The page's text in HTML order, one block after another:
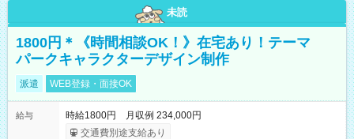
未読
1800円＊《時間相談OK！》在宅あり！テーマ
パークキャラクターデザイン制作
派遣 WEB登録・面接OK
給与
時給1800円 月収例 234,000円
交通費別途支給あり